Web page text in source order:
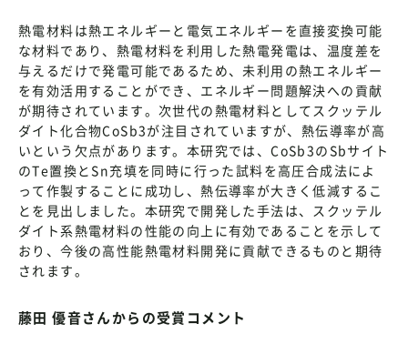
熱電材料は熱エネルギーと電気エネルギーを直接変換可能
な材料であり、熱電材料を利用した熱電発電は、温度差を
与えるだけで発電可能であるため、未利用の熱エネルギー
を有効活用することができ、エネルギー問題解決への貢献
が期待されています。次世代の熱電材料としてスクッテル
ダイト化合物CoSb3が注目されていますが、熱伝導率が高
いという欠点があります。本研究では、CoSb3のSbサイト
のTe置換とSn充填を同時に行った試料を高圧合成法によ
って作製することに成功し、熱伝導率が大きく低減するこ
とを見出しました。本研究で開発した手法は、スクッテル
ダイト系熱電材料の性能の向上に有効であることを示して
おり、今後の高性能熱電材料開発に貢献できるものと期待
されます。
藤田 優音さんからの受賞コメント